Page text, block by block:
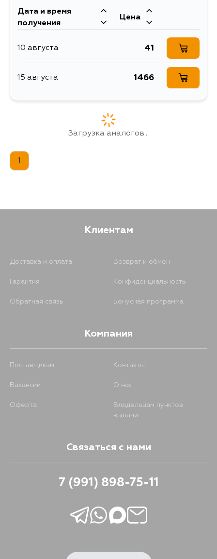
Дата и время
получения
Цена
10 августа 41
15 августа 1466
Загрузка аналогов...
1
Клиентам
Доставка и оплата Возврат и обмен
Гарантия Конфиденциальность
Обратная связь Бонусная программа
Компания
Поставщикам Контакты
Вакансии О нас
Оферта
Владельцам пунктов
выдачи
Связаться с нами
7 (991) 898-75-11